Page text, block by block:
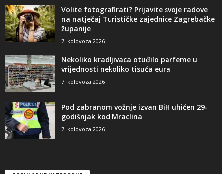
Volite fotografirati? Prijavite svoje radove
na natječaj Turističke zajednice Zagrebačke
županije
7. kolovoza 2026
Nekoliko kradljivaca otuđilo parfeme u
vrijednosti nekoliko tisuća eura
7. kolovoza 2026
Pod zabranom vožnje izvan BiH uhićen 29-
godišnjak kod Mraclina
7. kolovoza 2026